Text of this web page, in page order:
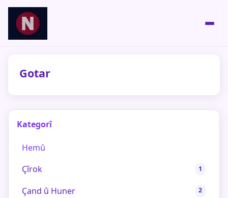
Gotar
Kategorî
Hemû
Çîrok
1
Çand û Huner 2